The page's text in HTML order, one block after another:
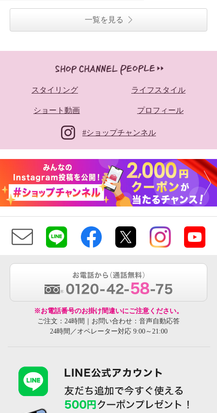
一覧を見る
スタイリング ライフスタイル
ショート動画 プロフィール
#ショップチャンネル
※お電話番号のお掛け間違いにご注意ください。
ご注文：24時間｜お問い合わせ：音声自動応答
24時間／オペレーター対応 9:00～21:00